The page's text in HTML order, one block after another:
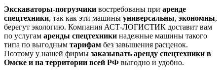
Экскаваторы-погрузчики востребованы при аренде
спецтехники, так как эти машины универсальны, экономны,
берегут экологию. Компания АСТ-ЛОГИСТИК доставит вам
по услугам аренды спецтехники надежные машины такого
типа по выгодным тарифам без завышения расценок.
Поэтому у нашей фирмы заказывать аренду спецтехники в
Омске и на территории всей РФ выгодно и удобно.